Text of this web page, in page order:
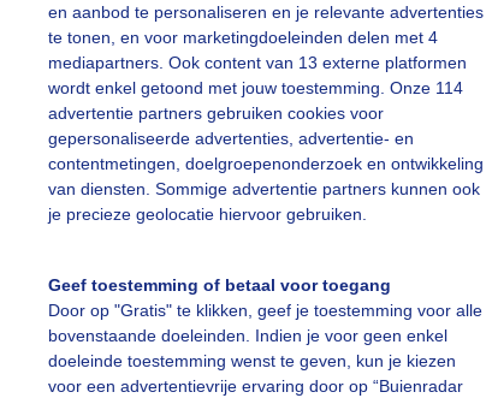
en aanbod te personaliseren en je relevante advertenties
te tonen, en voor marketingdoeleinden delen met 4
mediapartners. Ook content van 13 externe platformen
wordt enkel getoond met jouw toestemming. Onze 114
advertentie partners gebruiken cookies voor
gepersonaliseerde advertenties, advertentie- en
contentmetingen, doelgroepenonderzoek en ontwikkeling
van diensten. Sommige advertentie partners kunnen ook
je precieze geolocatie hiervoor gebruiken.
Geef toestemming of betaal voor toegang
Door op "Gratis" te klikken, geef je toestemming voor alle
bovenstaande doeleinden. Indien je voor geen enkel
doeleinde toestemming wenst te geven, kun je kiezen
voor een advertentievrije ervaring door op “Buienradar
Zwolle
Robert Herkstroter Gemaakt: 04-09-2023, 206x bekeken
Wolken Gebouwen Huizen